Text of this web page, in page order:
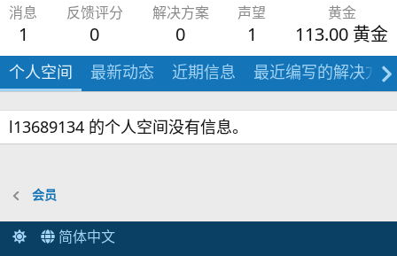
消息
1
反馈评分
0
解决方案
0
声望
1
黄金
113.00 黄金
个人空间 最新动态 近期信息 最近编写的解决方案
l13689134 的个人空间没有信息。
会员
简体中文